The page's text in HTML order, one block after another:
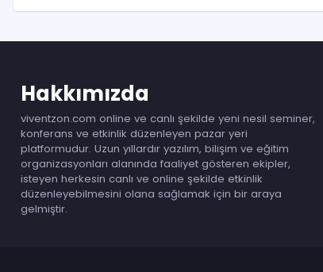
Hakkımızda
viventzon.com online ve canlı şekilde yeni nesil seminer,
konferans ve etkinlik düzenleyen pazar yeri
platformudur. Uzun yıllardır yazılım, bilişim ve eğitim
organizasyonları alanında faaliyet gösteren ekipler,
isteyen herkesin canlı ve online şekilde etkinlik
düzenleyebilmesini olana sağlamak için bir araya
gelmiştir.